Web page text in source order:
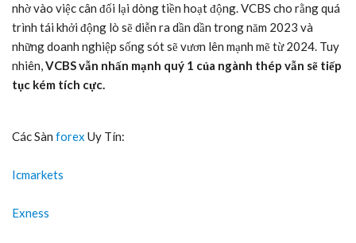
nhờ vào việc cân đối lại dòng tiền hoạt động. VCBS cho rằng quá
trình tái khởi động lò sẽ diễn ra dần dần trong năm 2023 và
những doanh nghiệp sống sót sẽ vươn lên mạnh mẽ từ 2024. Tuy
nhiên,VCBSvẫn nhấn mạnh quý 1 của ngành thép vẫn sẽ tiếp
tục kém tích cực.
Các Sàn forex Uy Tín:
Icmarkets
Exness